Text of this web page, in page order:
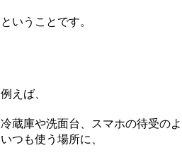
ということです。
例えば、
冷蔵庫や洗面台、スマホの待受のよ
いつも使う場所に、